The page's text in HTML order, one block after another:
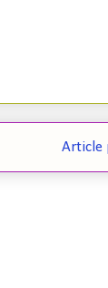
Article